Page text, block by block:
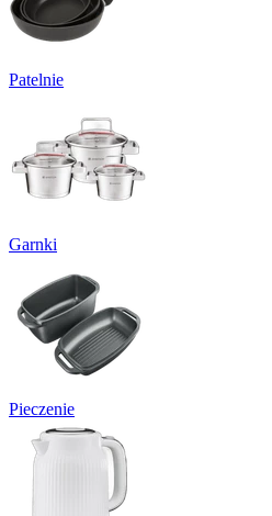
Patelnie
Garnki
Pieczenie